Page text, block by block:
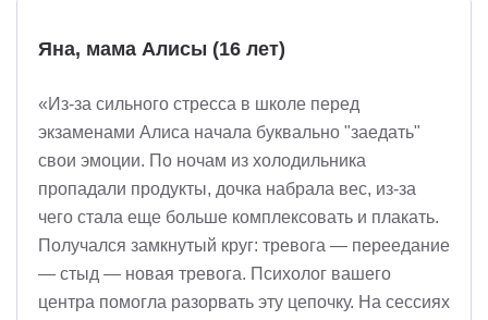
Яна, мама Алисы (16 лет)
«Из-за сильного стресса в школе перед
экзаменами Алиса начала буквально "заедать"
свои эмоции. По ночам из холодильника
пропадали продукты, дочка набрала вес, из-за
чего стала еще больше комплексовать и плакать.
Получался замкнутый круг: тревога — переедание
— стыд — новая тревога. Психолог вашего
центра помогла разорвать эту цепочку. На сессиях